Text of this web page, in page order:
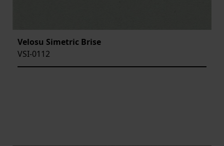
Velosu Simetric Brise
VSI-0112